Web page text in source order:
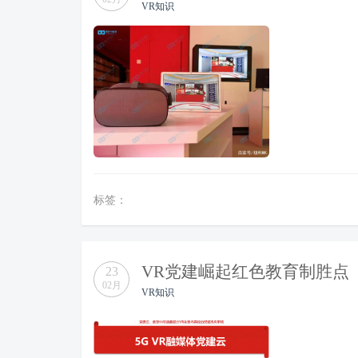
VR知识
标签：
23
02月
VR党建崛起红色教育制胜点
VR知识